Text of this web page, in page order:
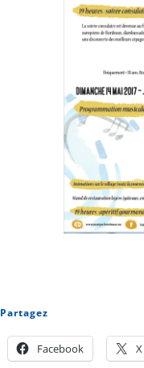
Partagez
Facebook X